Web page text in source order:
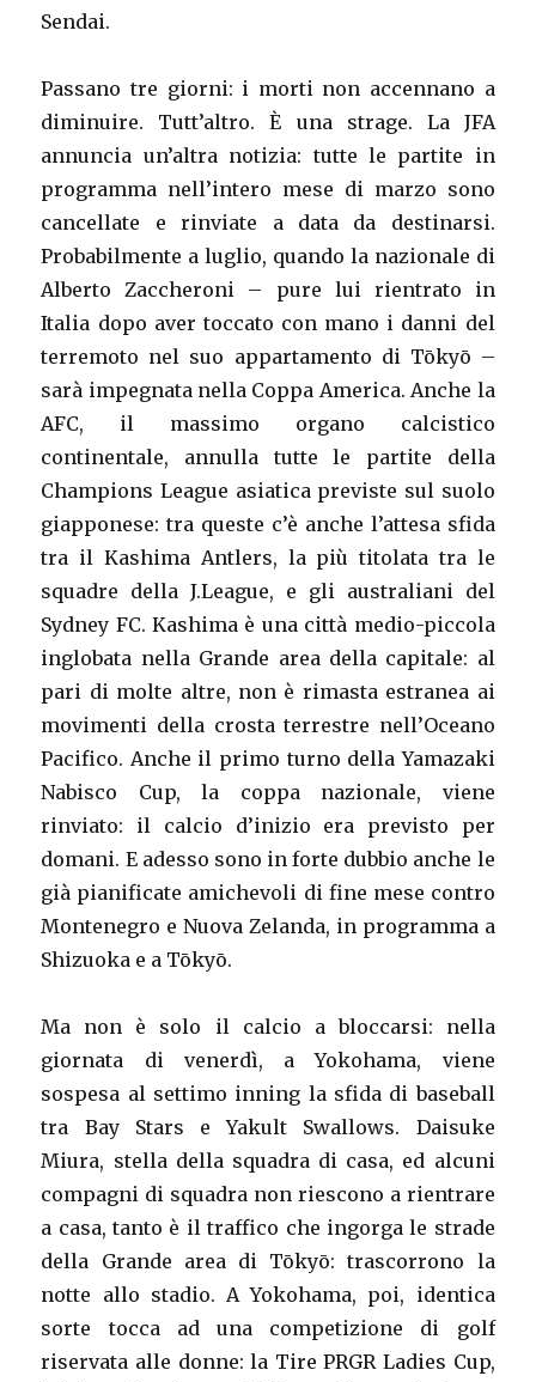
Sendai.
Passano tre giorni: i morti non accennano a
diminuire. Tutt’altro. È una strage. La JFA
annuncia un’altra notizia: tutte le partite in
programma nell’intero mese di marzo sono
cancellate e rinviate a data da destinarsi.
Probabilmente a luglio, quando la nazionale di
Alberto Zaccheroni – pure lui rientrato in
Italia dopo aver toccato con mano i danni del
terremoto nel suo appartamento di Tōkyō –
sarà impegnata nella Coppa America. Anche la
AFC, il massimo organo calcistico
continentale, annulla tutte le partite della
Champions League asiatica previste sul suolo
giapponese: tra queste c’è anche l’attesa sfida
tra il Kashima Antlers, la più titolata tra le
squadre della J.League, e gli australiani del
Sydney FC. Kashima è una città medio-piccola
inglobata nella Grande area della capitale: al
pari di molte altre, non è rimasta estranea ai
movimenti della crosta terrestre nell’Oceano
Pacifico. Anche il primo turno della Yamazaki
Nabisco Cup, la coppa nazionale, viene
rinviato: il calcio d’inizio era previsto per
domani. E adesso sono in forte dubbio anche le
già pianificate amichevoli di fine mese contro
Montenegro e Nuova Zelanda, in programma a
Shizuoka e a Tōkyō.
Ma non è solo il calcio a bloccarsi: nella
giornata di venerdì, a Yokohama, viene
sospesa al settimo inning la sfida di baseball
tra Bay Stars e Yakult Swallows. Daisuke
Miura, stella della squadra di casa, ed alcuni
compagni di squadra non riescono a rientrare
a casa, tanto è il traffico che ingorga le strade
della Grande area di Tōkyō: trascorrono la
notte allo stadio. A Yokohama, poi, identica
sorte tocca ad una competizione di golf
riservata alle donne: la Tire PRGR Ladies Cup,